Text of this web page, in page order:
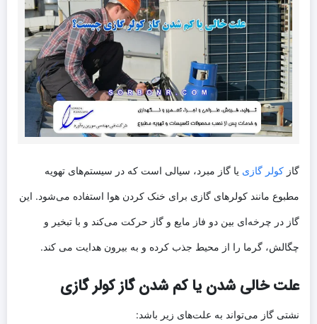
گاز کولر گازی یا گاز مبرد، سیالی است که در سیستم‌های تهویه
مطبوع مانند کولرهای گازی برای خنک کردن هوا استفاده می‌شود. این
گاز در چرخه‌ای بین دو فاز مایع و گاز حرکت می‌کند و با تبخیر و
چگالش، گرما را از محیط جذب کرده و به بیرون هدایت می کند.
علت خالی شدن یا کم شدن گاز کولر گازی
نشتی گاز می‌تواند به علت‌های زیر باشد: